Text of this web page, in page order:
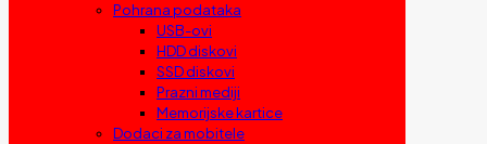
Pohrana podataka
USB-ovi
HDD diskovi
SSD diskovi
Prazni mediji
Memorijske kartice
Dodaci za mobitele